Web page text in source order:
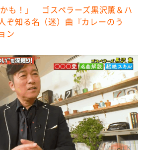
かも！」 ゴスペラーズ黒沢薫＆ハ
ぞ知る名（迷）曲『カレーのう
ン